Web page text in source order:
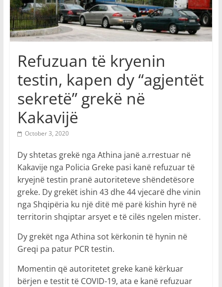
Refuzuan të kryenin
testin, kapen dy “agjentët
sekretë” grekë në
Kakavijë
October 3, 2020
Dy shtetas grekë nga Athina janë a.rrestuar në
Kakavije nga Policia Greke pasi kanë refuzuar të
kryejnë testin pranë autoriteteve shëndetësore
greke. Dy grekët ishin 43 dhe 44 vjecarë dhe vinin
nga Shqipëria ku një ditë më parë kishin hyrë në
territorin shqiptar arsyet e të cilës ngelen mister.
Dy grekët nga Athina sot kërkonin të hynin në
Greqi pa patur PCR testin.
Momentin që autoritetet greke kanë kërkuar
bërjen e testit të COVID-19, ata e kanë refuzuar